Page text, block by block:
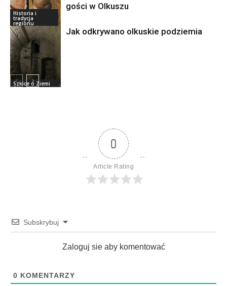
Historia i
tradycja
regionu
gości w Olkuszu
Szkice o Ziemi
Olkuskiej
Jak odkrywano olkuskie podziemia
0
Article Rating
Subskrybuj
Zaloguj sie aby komentować
0 KOMENTARZY